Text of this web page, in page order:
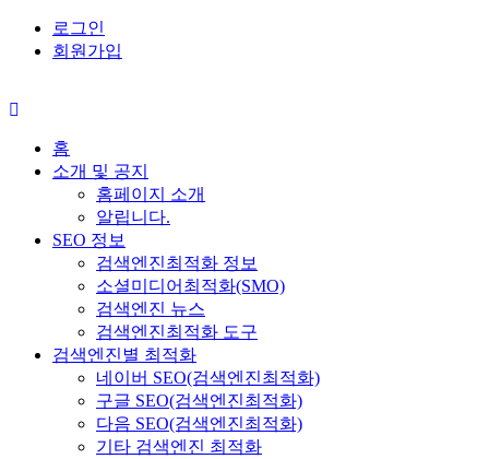
로그인
회원가입
홈
소개 및 공지
홈페이지 소개
알립니다.
SEO 정보
검색엔진최적화 정보
소셜미디어최적화(SMO)
검색엔진 뉴스
검색엔진최적화 도구
검색엔진별 최적화
네이버 SEO(검색엔진최적화)
구글 SEO(검색엔진최적화)
다음 SEO(검색엔진최적화)
기타 검색엔진 최적화